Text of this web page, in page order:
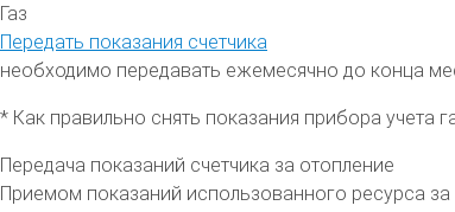
Газ
Передать показания счетчика
необходимо передавать ежемесячно до конца
* Как правильно снять показания прибора учета
Передача показаний счетчика за отопление
Приемом показаний использованного ресурса